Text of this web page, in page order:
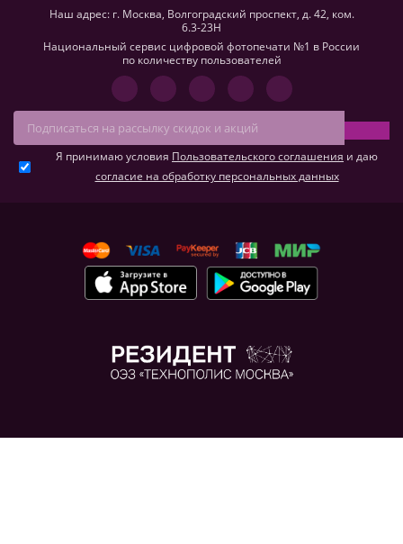
Наш адрес: г. Москва, Волгоградский проспект, д. 42, ком.
6.3-23H
Национальный сервис цифровой фотопечати №1 в России
по количеству пользователей
Я принимаю условия Пользовательского соглашения и даю
согласие на обработку персональных данных